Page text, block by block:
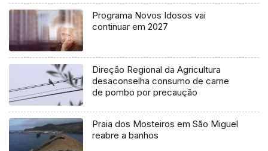
Programa Novos Idosos vai
continuar em 2027
Direção Regional da Agricultura
desaconselha consumo de carne
de pombo por precaução
Praia dos Mosteiros em São Miguel
reabre a banhos